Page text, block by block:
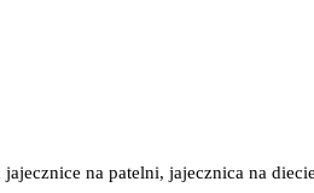
na patelni, jajecznica na